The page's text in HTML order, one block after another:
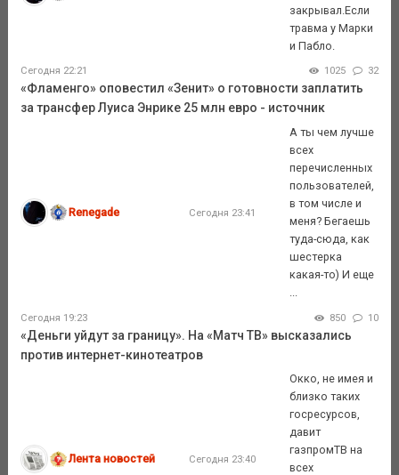
закрывал.Если
травма у Марки
и Пабло.
Сегодня 22:21 1025 32
«Фламенго» оповестил «Зенит» о готовности заплатить
за трансфер Луиса Энрике 25 млн евро - источник
Renegade Сегодня 23:41
А ты чем лучше
всех
перечисленных
пользователей,
в том числе и
меня? Бегаешь
туда-сюда, как
шестерка
какая-то) И еще
Сегодня 19:23 850 10
«Деньги уйдут за границу». На «Матч ТВ» высказались
против интернет-кинотеатров
Лента новостей Сегодня 23:40
Окко, не имея и
близко таких
госресурсов,
давит
газпромТВ на
всех